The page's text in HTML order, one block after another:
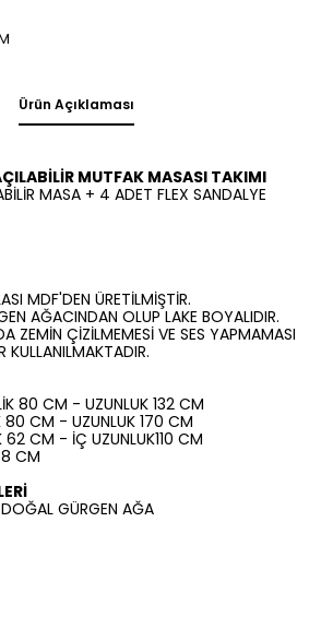
Ürün Açıklaması
MUTFAK MASASI TAKIMI
MASA + 4 ADET FLEX SANDALYE
MDF'DEN ÜRETİLMİŞTİR.
AĞACINDAN OLUP LAKE BOYALIDIR.
ZEMİN ÇİZİLMEMESİ VE SES YAPMAMASI
KULLANILMAKTADIR.
80 CM - UZUNLUK 132 CM
80 CM - UZUNLUK 170 CM
62 CM - İÇ UZUNLUK110 CM
CM
GÜRGEN AĞA